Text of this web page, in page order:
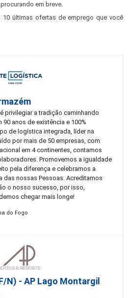
em breve.
10 últimas ofertas de emprego que você
privilegiar a tradição caminhando
anos de existência e 100%
de logística integrada, líder na
por mais de 50 empresas, com
em 4 continentes, contamos
Promovemos a igualdade
pela diferença e celebramos a
das nossas Pessoas. Acreditamos
o nosso sucesso, por isso,
chegar mais longe!
do Fogo
N) - AP Lago Montargil